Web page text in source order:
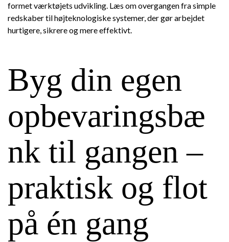
formet værktøjets udvikling. Læs om overgangen fra simple
redskaber til højteknologiske systemer, der gør arbejdet
hurtigere, sikrere og mere effektivt.
Byg din egen
opbevaringsbæ
nk til gangen –
praktisk og flot
på én gang